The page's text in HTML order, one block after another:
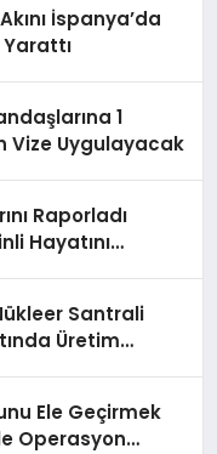
İspanya’da
Yarattı
1
Vize Uygulayacak
Raporladı
Hayatını
Santrali
Üretim
Ele Geçirmek
Operasyon